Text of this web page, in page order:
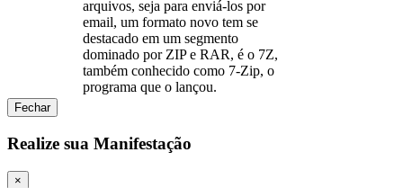
arquivos, seja para enviá-los por
email, um formato novo tem se
destacado em um segmento
dominado por ZIP e RAR, é o 7Z,
também conhecido como 7-Zip, o
programa que o lançou.
Fechar
Realize sua Manifestação
×